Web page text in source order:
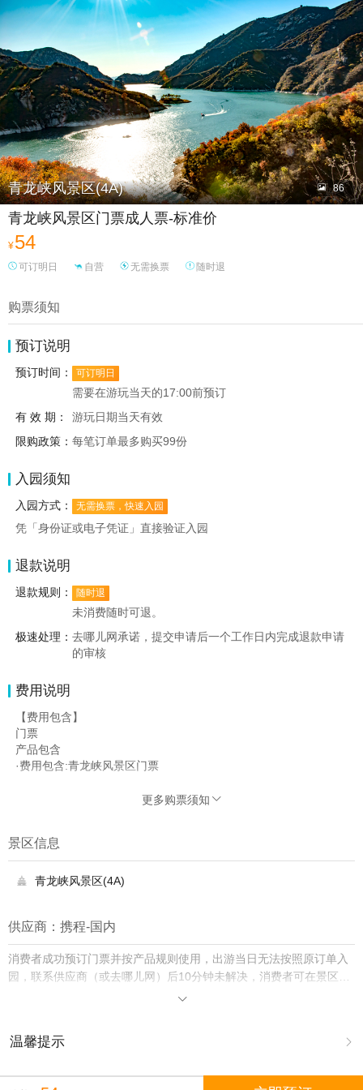
青龙峡风景区(4A)  86
青龙峡风景区门票成人票-标准价
¥54
可订明日 自营 无需换票 随时退
购票须知
预订说明
预订时间： 可订明日
需要在游玩当天的17:00前预订
有 效 期：
游玩日期当天有效
限购政策： 每笔订单最多购买99份
入园须知
入园方式： 无需换票，快速入园
凭「身份证或电子凭证」直接验证入园
退款说明
退款规则： 随时退
未消费随时可退。
极速处理： 去哪儿网承诺，提交申请后一个工作日内完成退款申请
的审核
费用说明
【费用包含】
门票
产品包含
·费用包含:青龙峡风景区门票
更多购票须知 
景区信息
 青龙峡风景区(4A)
供应商：携程-国内
消费者成功预订门票并按产品规则使用，出游当日无法按照原订单入
园，联系供应商（或去哪儿网）后10分钟未解决，消费者可在景区购
买门市价入园并保留票根，去哪儿网将双倍赔付差价。

温馨提示 
动（如跳伞、潜水、滑雪等）前，请务必仔细阅读《风险提示》
